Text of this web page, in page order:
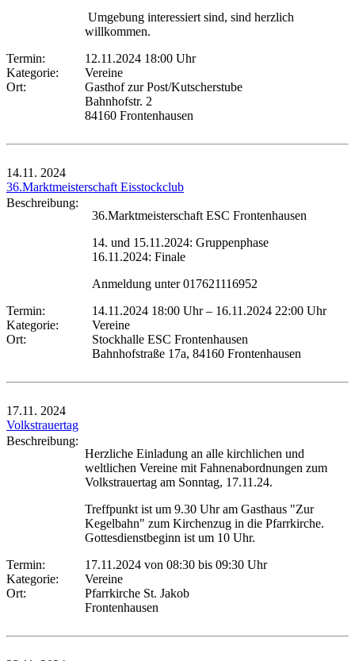
Umgebung interessiert sind, sind herzlich
willkommen.
Termin:
12.11.2024 18:00 Uhr
Kategorie:
Vereine
Ort:
Gasthof zur Post/Kutscherstube
Bahnhofstr. 2
84160 Frontenhausen
14.11. 2024
36.Marktmeisterschaft Eisstockclub
Beschreibung:
36.Marktmeisterschaft ESC Frontenhausen
14. und 15.11.2024: Gruppenphase
16.11.2024: Finale
Anmeldung unter 017621116952
Termin:
14.11.2024 18:00 Uhr– 16.11.2024 22:00 Uhr
Kategorie:
Vereine
Ort:
Stockhalle ESC Frontenhausen
Bahnhofstraße 17a, 84160 Frontenhausen
17.11. 2024
Volkstrauertag
Beschreibung:
Herzliche Einladung an alle kirchlichen und
weltlichen Vereine mit Fahnenabordnungen zum
Volkstrauertag am Sonntag, 17.11.24.
Treffpunkt ist um 9.30 Uhr am Gasthaus "Zur
Kegelbahn" zum Kirchenzug in die Pfarrkirche.
Gottesdienstbeginn ist um 10 Uhr.
Termin:
17.11.2024 von 08:30 bis 09:30 Uhr
Kategorie:
Vereine
Ort:
Pfarrkirche St. Jakob
Frontenhausen